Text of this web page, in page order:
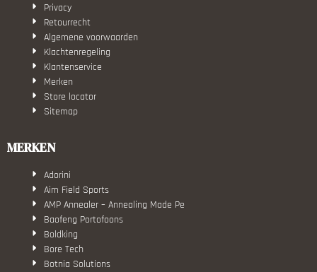
Privacy
Retourrecht
Algemene voorwaarden
Klachtenregeling
Klantenservice
Merken
Store locator
Sitemap
MERKEN
Adorini
Aim Field Sports
AMP Annealer – Annealing Made Pe
Baofeng Portofoons
Boldking
Bore Tech
Botnia Solutions